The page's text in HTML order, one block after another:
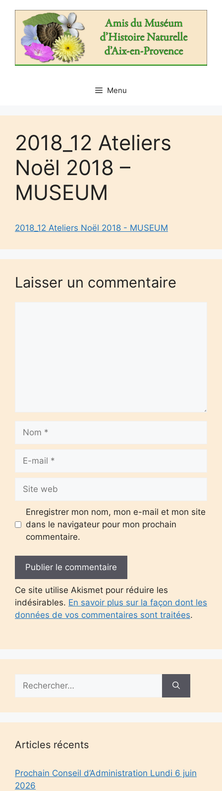
contenu
Menu
2018_12 Ateliers
Noël 2018 –
MUSEUM
2018_12 Ateliers Noël 2018 - MUSEUM
Laisser un commentaire
mail
web
Enregistrer mon nom, mon e-mail et mon site
dans le navigateur pour mon prochain
commentaire.
Ce site utilise Akismet pour réduire les
indésirables. En savoir plus sur la façon dont les
données de vos commentaires sont traitées.
Articles récents
Prochain Conseil d’Administration Lundi 6 juin
2026